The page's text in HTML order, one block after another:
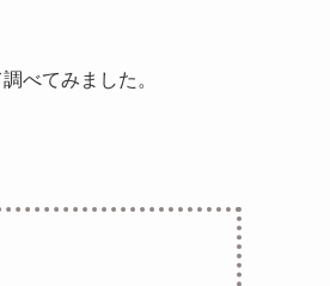
べてみました。